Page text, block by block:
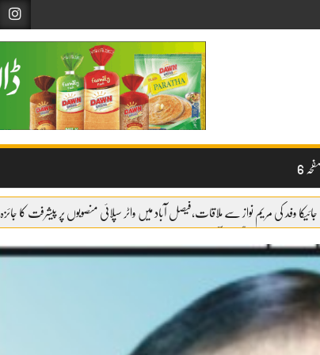
6
جائیکا وفد کی مریم نواز سے ملاقات،فیصل آباد میں واٹر سپلائی منصوبوں پر پیشرفت کا جائزہ